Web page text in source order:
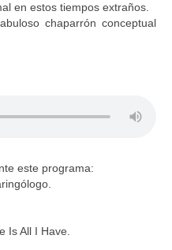
en estos tiempos extraños.
chaparrón conceptual
este programa:
Is All I Have.